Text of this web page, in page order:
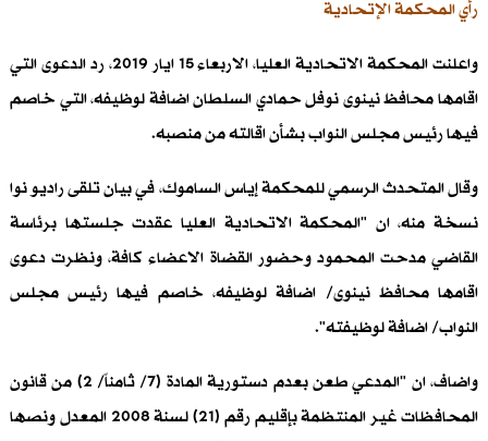
رأي المحكمة الإتحادية
واعلنت المحكمة الاتحادية العليا، الاربعاء 15 ايار 2019، رد الدعوى التي
اقامها محافظ نينوى نوفل حمادي السلطان اضافة لوظيفه، التي خاصم
فيها رئيس مجلس النواب بشأن اقالته من منصبه.
وقال المتحدث الرسمي للمحكمة إياس الساموك، في بيان تلقى راديو نوا
نسخة منه، ان "المحكمة الاتحادية العليا عقدت جلستها برئاسة
القاضي مدحت المحمود وحضور القضاة الاعضاء كافة، ونظرت دعوى
اقامها محافظ نينوى/ اضافة لوظيفه، خاصم فيها رئيس مجلس
النواب/ اضافة لوظيفته".
واضاف، ان "المدعي طعن بعدم دستورية المادة (7/ ثامناً/ 2) من قانون
المحافظات غير المنتظمة بإقليم رقم (21) لسنة 2008 المعدل ونصها